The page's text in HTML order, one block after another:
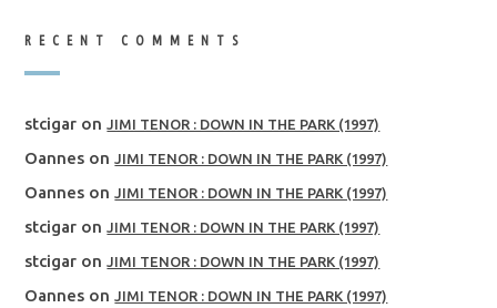
RECENT COMMENTS
stcigar onJIMI TENOR : DOWN IN THE PARK (1997)
Oannes onJIMI TENOR : DOWN IN THE PARK (1997)
Oannes onJIMI TENOR : DOWN IN THE PARK (1997)
stcigar onJIMI TENOR : DOWN IN THE PARK (1997)
stcigar onJIMI TENOR : DOWN IN THE PARK (1997)
Oannes onJIMI TENOR : DOWN IN THE PARK (1997)